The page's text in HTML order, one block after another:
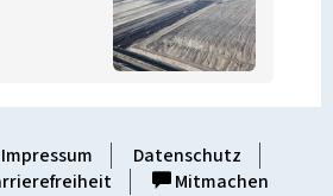
Impressum
Datenschutz
Mitmachen